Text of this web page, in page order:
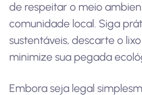
de respeitar o meio
comunidade local. Siga
sustentáveis, descarte o
minimize sua pegada
Embora seja legal